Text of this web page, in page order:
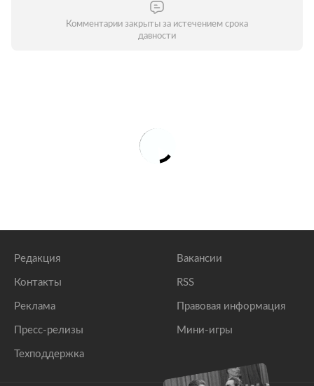
Комментарии закрыты за истечением срока
давности
Редакция
Контакты
Реклама
Пресс-релизы
Техподдержка
Вакансии
RSS
Правовая информация
Мини-игры